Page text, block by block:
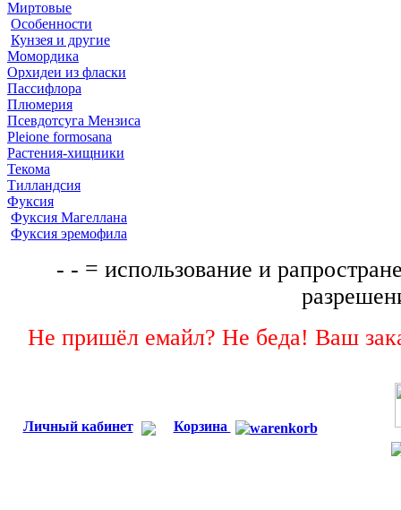
Миртовые
Особенности
Кунзея и другие
Момордика
Орхидеи из фласки
Пассифлора
Плюмерия
Псевдотсуга Мензиса
Pleione formosana
Растения-хищники
Текома
Тилландсия
Фуксия
Фуксия Магеллана
Фуксия эремофила
- - = использование и
Не пришёл емайл? Не беда! Ваш
Личный кабинет Корзина